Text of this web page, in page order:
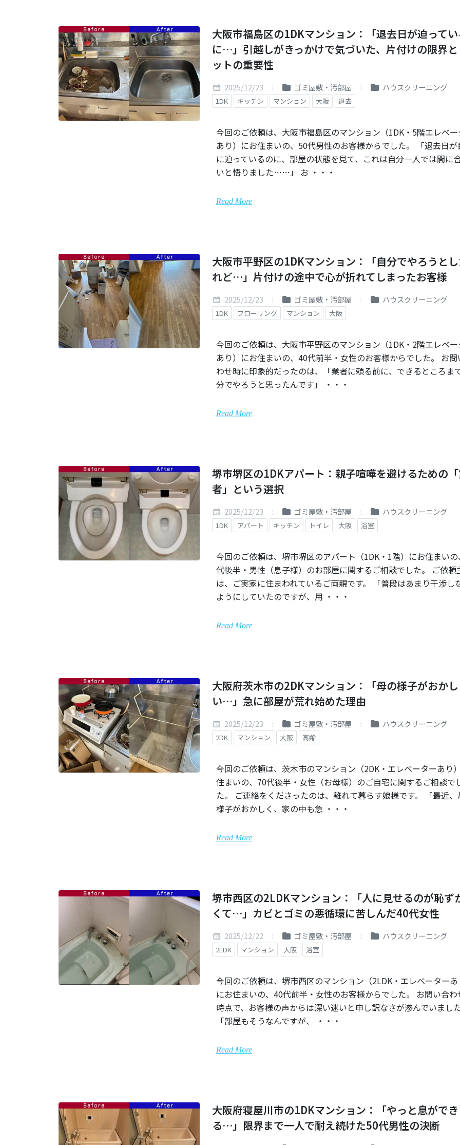
大阪市福島区の1DKマンション：「退去日が迫って
に…」引越しがきっかけで気づいた、片付けの限界と
ットの重要性
2025/12/23 ゴミ屋敷・汚部屋 ハウスクリーニング
1DK キッチン マンション 大阪 退去
今回のご依頼は、大阪市福島区のマンション（1DK・5階エレベー
あり）にお住まいの、50代男性のお客様からでした。 「退去日が
に迫っているのに、部屋の状態を見て、これは自分一人では間に
いと悟りました……」 お ・・・
Read More
大阪市平野区の1DKマンション：「自分でやろうと
れど…」片付けの途中で心が折れてしまったお客様
2025/12/23 ゴミ屋敷・汚部屋 ハウスクリーニング
1DK フローリング マンション 大阪
今回のご依頼は、大阪市平野区のマンション（1DK・2階エレベー
あり）にお住まいの、40代前半・女性のお客様からでした。 お問
わせ時に印象的だったのは、「業者に頼る前に、できるところま
分でやろうと思ったんです」 ・・・
Read More
堺市堺区の1DKアパート：親子喧嘩を避けるための
者」という選択
2025/12/23 ゴミ屋敷・汚部屋 ハウスクリーニング
1DK アパート キッチン トイレ 大阪 浴室
今回のご依頼は、堺市堺区のアパート（1DK・1階）にお住まい
代後半・男性（息子様）のお部屋に関するご相談でした。 ご依頼
は、ご実家に住まわれているご両親です。 「普段はあまり干渉し
ようにしていたのですが、用 ・・・
Read More
大阪府茨木市の2DKマンション：「母の様子がおかし
い…」急に部屋が荒れ始めた理由
2025/12/23 ゴミ屋敷・汚部屋 ハウスクリーニング
2DK マンション 大阪 高齢
今回のご依頼は、茨木市のマンション（2DK・エレベーターあり
住まいの、70代後半・女性（お母様）のご自宅に関するご相談で
た。 ご連絡をくださったのは、離れて暮らす娘様です。 「最近、
様子がおかしく、家の中も急 ・・・
Read More
堺市西区の2LDKマンション：「人に見せるのが恥ず
くて…」カビとゴミの悪循環に苦しんだ40代女性
2025/12/22 ゴミ屋敷・汚部屋 ハウスクリーニング
2LDK マンション 大阪 浴室
今回のご依頼は、堺市西区のマンション（2LDK・エレベーターあ
にお住まいの、40代前半・女性のお客様からでした。 お問い合わ
時点で、お客様の声からは深い迷いと申し訳なさが滲んでいました
「部屋もそうなんですが、 ・・・
Read More
大阪府寝屋川市の1DKマンション：「やっと息ができ
る…」限界まで一人で耐え続けた50代男性の決断